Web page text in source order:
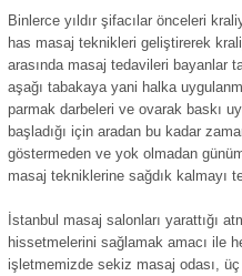
Binlerce yıldır şifacılar önceleri
has masaj teknikleri geliştirerek
arasında masaj tedavileri bayanlar
aşağı tabakaya yani halka
parmak darbeleri ve ovarak baskı
başladığı için aradan bu kadar
göstermeden ve yok olmadan
masaj tekniklerine sağdık kalmayı
İstanbul masaj salonları yarattığı
hissetmelerini sağlamak amacı ile
işletmemizde sekiz masaj odası,